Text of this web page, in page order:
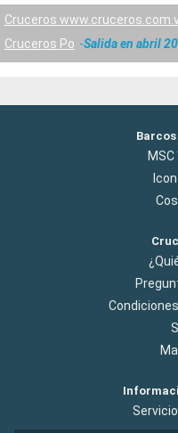
Cruceros
Cruceros Po
Salida en abril